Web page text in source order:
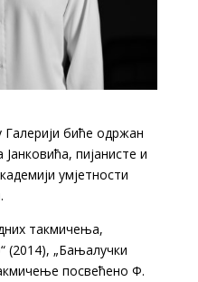
Галерији биће одржан
пијанисте и
умјетности
такмичења,
(2014), „Бањалучки
посвећено Ф.